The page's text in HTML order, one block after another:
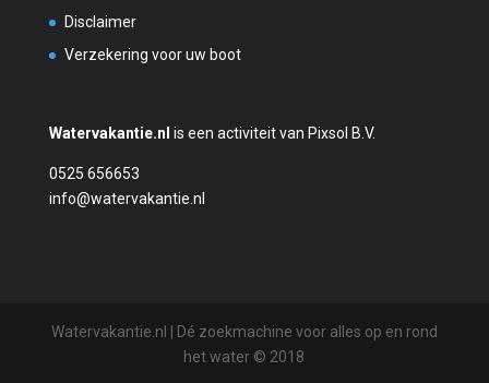
Disclaimer
Verzekering voor uw boot
Watervakantie.nl is een activiteit van Pixsol B.V.
0525 656653
info@watervakantie.nl
Watervakantie.nl | Dé zoekmachine voor alles op en rond
het water © 2018